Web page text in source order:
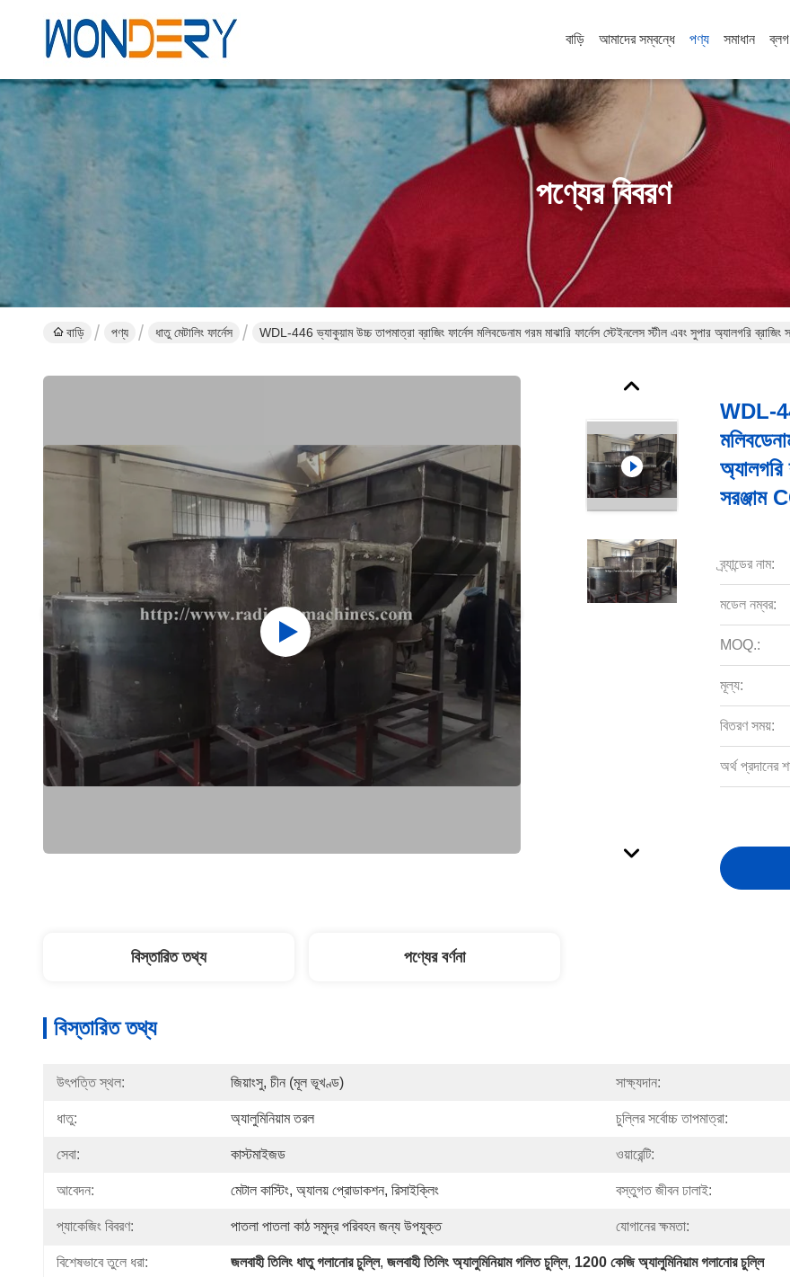
বাড়ি আমাদের সম্বন্ধে পণ্য সমাধান ব্লগ
পণ্যের বিবরণ
বাড়ি পণ্য ধাতু মেটালিং ফার্নেস WDL-446 ভ্যাকুয়াম উচ্চ তাপমাত্রা ব্রাজিং ফার্নেস মলিবডেনাম গরম মাঝারি ফার্নেস স্টেইনলেস স্টীল এবং সুপার অ্যালগরি
WDL-
সরঞ্জাম
ব্র্যান্ডের নাম:
মডেল নম্বর:
MOQ.:
মূল্য:
বিতরণ সময়:
অর্থ প্রদানের
বিস্তারিত তথ্য পণ্যের বর্ণনা
বিস্তারিত তথ্য
উৎপত্তি স্থল: জিয়াংসু, চীন (মূল ভূখণ্ড) সাক্ষ্যদান:
ধাতু: অ্যালুমিনিয়াম তরল চুল্লির সর্বোচ্চ তাপমাত্রা:
সেবা: কাস্টমাইজড ওয়ারেন্টি:
আবেদন: মেটাল কাস্টিং, অ্যালয় প্রোডাকশন, রিসাইক্লিং বস্তুগত জীবন ঢালাই:
প্যাকেজিং বিবরণ: পাতলা পাতলা কাঠ সমুদ্র পরিবহন জন্য উপযুক্ত যোগানের ক্ষমতা:
বিশেষভাবে তুলে ধরা: জলবাহী তিলিং ধাতু গলানোর চুল্লি, জলবাহী তিলিং অ্যালুমিনিয়াম গলিত চুল্লি, 1200 কেজি অ্যালুমিনিয়াম গলানোর চুল্লি